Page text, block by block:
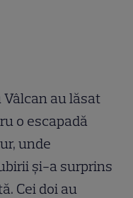
Vâlcan au lăsat
o escapadă
unde
și-a surprins
Cei doi au